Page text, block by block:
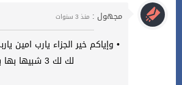
مجهول : منذ 3 سنوات
• وإياكم خير الجزاء يارب امين
لك لك 3 شبيها بها بالسر